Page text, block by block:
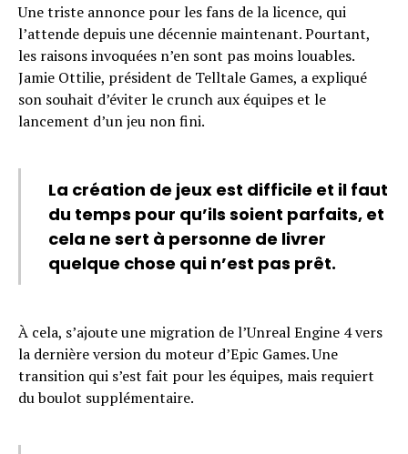
Une triste annonce pour les fans de la licence, qui
l’attende depuis une décennie maintenant. Pourtant,
les raisons invoquées n’en sont pas moins louables.
Jamie Ottilie, président de Telltale Games, a expliqué
son souhait d’éviter le crunch aux équipes et le
lancement d’un jeu non fini.
La création de jeux est difficile et il faut
du temps pour qu’ils soient parfaits, et
cela ne sert à personne de livrer
quelque chose qui n’est pas prêt.
À cela, s’ajoute une migration de l’Unreal Engine 4 vers
la dernière version du moteur d’Epic Games. Une
transition qui s’est fait pour les équipes, mais requiert
du boulot supplémentaire.